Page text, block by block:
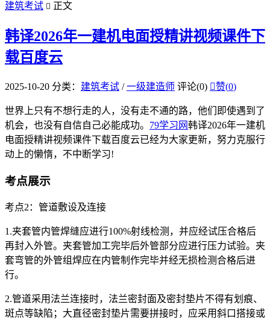
建筑考试  正文
韩译2026年一建机电面授精讲视频课件下
载百度云
2025-10-20 分类： 建筑考试 /一级建造师 评论(0) 赞(0)
世界上只有不想行走的人，没有走不通的路，他们即使遇到了
机会，也没有自信自己必能成功。 79学习网韩译2026年一建机
电面授精讲视频课件下载百度云已经为大家更新，努力克服行
动上的懒惰，不中断学习!
考点展示
考点2：管道敷设及连接
1.夹套管内管焊缝应进行100%射线检测，并应经试压合格后
再封入外管。夹套管加工完毕后外管部分应进行压力试验。夹
套弯管的外管组焊应在内管制作完毕并经无损检测合格后进
行。
2.管道采用法兰连接时，法兰密封面及密封垫片不得有划痕、
斑点等缺陷；大直径密封垫片需要拼接时，应采用斜口搭接或